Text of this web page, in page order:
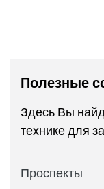
Полезные
Здесь Вы
технике для
Проспекты